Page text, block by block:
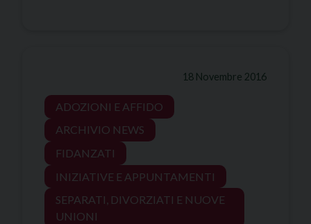
18 Novembre 2016
ADOZIONI E AFFIDO
ARCHIVIO NEWS
FIDANZATI
INIZIATIVE E APPUNTAMENTI
SEPARATI, DIVORZIATI E NUOVE
UNIONI